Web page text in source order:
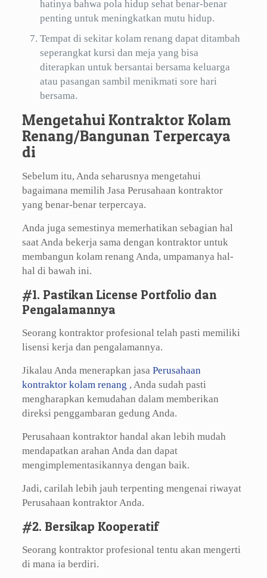
hatinya bahwa pola hidup sehat benar-benar
penting untuk meningkatkan mutu hidup.
Tempat di sekitar kolam renang dapat ditambah
seperangkat kursi dan meja yang bisa
diterapkan untuk bersantai bersama keluarga
atau pasangan sambil menikmati sore hari
bersama.
Mengetahui Kontraktor Kolam
Renang/Bangunan Terpercaya
di
Sebelum itu, Anda seharusnya mengetahui
bagaimana memilih Jasa Perusahaan kontraktor
yang benar-benar terpercaya.
Anda juga semestinya memerhatikan sebagian hal
saat Anda bekerja sama dengan kontraktor untuk
membangun kolam renang Anda, umpamanya hal-
hal di bawah ini.
#1. Pastikan License Portfolio dan
Pengalamannya
Seorang kontraktor profesional telah pasti memiliki
lisensi kerja dan pengalamannya.
Jikalau Anda menerapkan jasa Perusahaan
kontraktor kolam renang , Anda sudah pasti
mengharapkan kemudahan dalam memberikan
direksi penggambaran gedung Anda.
Perusahaan kontraktor handal akan lebih mudah
mendapatkan arahan Anda dan dapat
mengimplementasikannya dengan baik.
Jadi, carilah lebih jauh terpenting mengenai riwayat
Perusahaan kontraktor Anda.
#2. Bersikap Kooperatif
Seorang kontraktor profesional tentu akan mengerti
di mana ia berdiri.